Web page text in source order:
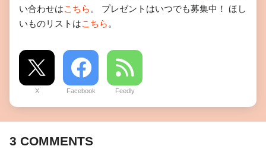
い合わせはこちら。 プレゼントはいつでも募集中！ ほし
いものリストはこちら。
X Facebook Feedly
3 COMMENTS